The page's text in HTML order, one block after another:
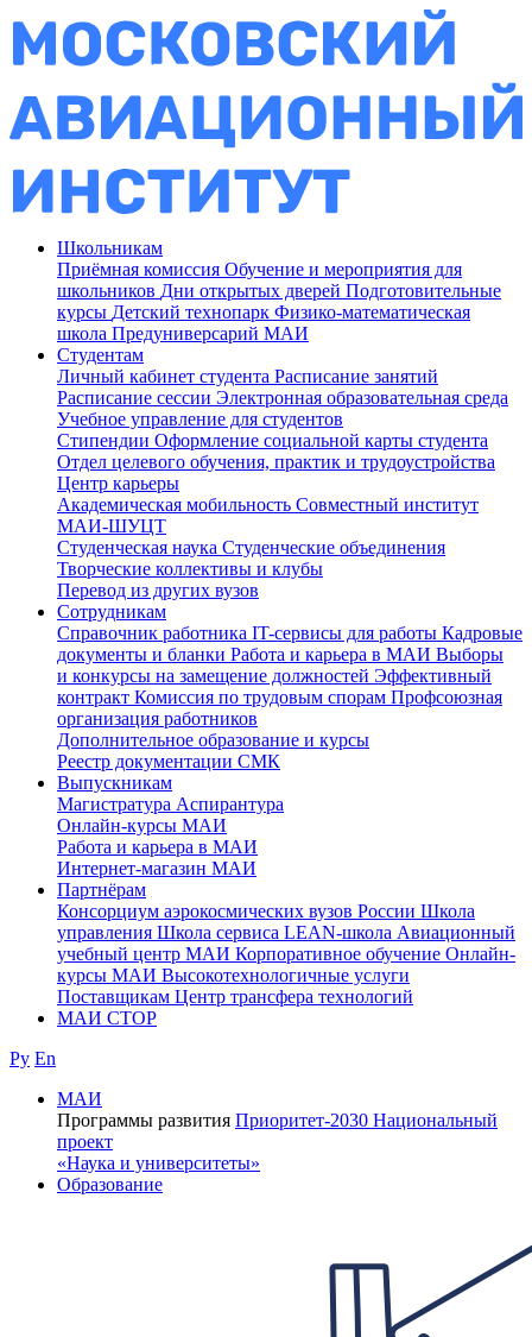
Школьникам
Приёмная комиссия Обучение и мероприятия для
школьников Дни открытых дверей Подготовительные
курсы Детский технопарк Физико-математическая
школа Предуниверсарий МАИ
Студентам
Личный кабинет студента Расписание занятий
Расписание сессии Электронная образовательная среда
Учебное управление для студентов
Стипендии Оформление социальной карты студента
Отдел целевого обучения, практик и трудоустройства
Центр карьеры
Академическая мобильность Совместный институт
МАИ-ШУЦТ
Студенческая наука Студенческие объединения
Творческие коллективы и клубы
Перевод из других вузов
Сотрудникам
Cправочник работника IT-сервисы для работы Кадровые
документы и бланки Работа и карьера в МАИ Выборы
и конкурсы на замещение должностей Эффективный
контракт Комиссия по трудовым спорам Профсоюзная
организация работников
Дополнительное образование и курсы
Реестр документации СМК
Выпускникам
Магистратура Аспирантура
Онлайн-курсы МАИ
Работа и карьера в МАИ
Интернет-магазин МАИ
Партнёрам
Консорциум аэрокосмических вузов России Школа
управления Школа сервиса LEAN-школа Авиационный
учебный центр МАИ Корпоративное обучение Онлайн-
курсы МАИ Высокотехнологичные услуги
Поставщикам Центр трансфера технологий
МАИ СТОР
Ру En
МАИ
Программы развития Приоритет-2030 Национальный
проект
«Наука и университеты»
Образование